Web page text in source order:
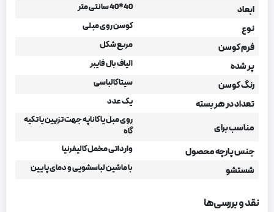
ابعاد 40*40 سانتی متر
نوع کوسن روی مبلی
فرم کوسن مربع شکل
پر شده الیاف بال فایبر
رنگ کوسن سیتا کالباسی
تعداد در هر بسته یک عدد
مناسب برای
روی مبل یا کاناپه جهت تزیین یا تکیه
گاه
جنس پارچه محصول وارداتی مخمل کالیفرنیا
شستشو با ماشین لباسشویی و دمای پایین
نقد و بررسی‌ها